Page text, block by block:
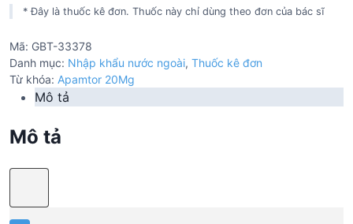
* Đây là thuốc kê đơn. Thuốc này chỉ dùng theo đơn của bác sĩ
Mã: GBT-33378
Danh mục: Nhập khẩu nước ngoài, Thuốc kê đơn
Từ khóa: Apamtor 20Mg
Mô tả
Mô tả